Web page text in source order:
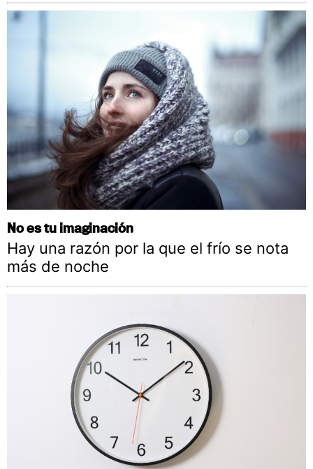
No es tu imaginación
Hay una razón por la que el frío se nota
más de noche